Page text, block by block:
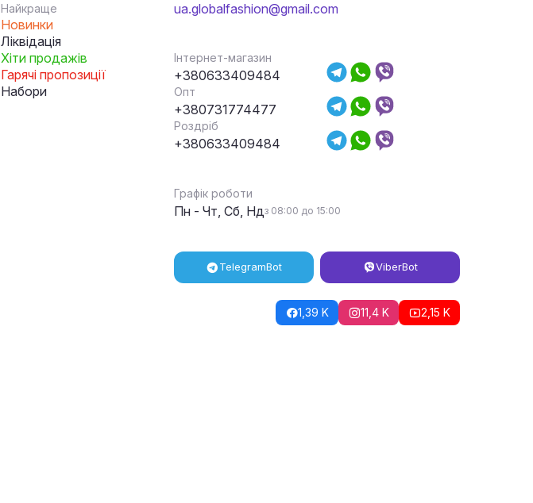
Найкраще
Новинки
Ліквідація
Хіти продажів
Гарячі пропозиції
Набори
ua.globalfashion@gmail.com
Інтернет-магазин
+380633409484
Опт
+380731774477
Роздріб
+380633409484
Графік роботи
Пн - Чт, Сб, Ндз 08:00 до 15:00
TelegramBot ViberBot
1,39 K 11,4 K 2,15 K